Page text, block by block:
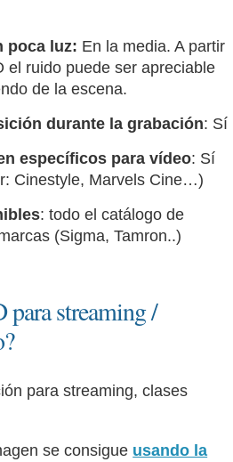
poca luz: En la media. A partir
el ruido puede ser apreciable
de la escena.
durante la grabación: Sí
específicos para vídeo: Sí
Cinestyle, Marvels Cine…)
: todo el catálogo de
(Sigma, Tamron..)
para streaming /
para streaming, clases
se consigue usando la